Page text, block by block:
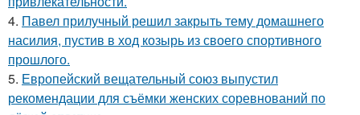
4. Павел прилучный решил закрыть тему домашнего
насилия, пустив в ход козырь из своего спортивного
прошлого.
5. Европейский вещательный союз выпустил
рекомендации для съёмки женских соревнований по